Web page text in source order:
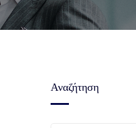
Αναζήτηση